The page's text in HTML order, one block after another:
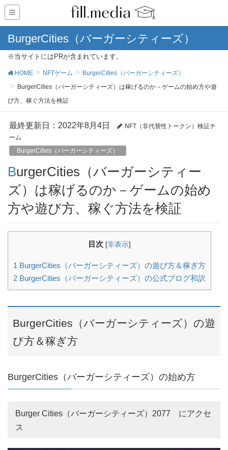
BurgerCities（バーガーシティーズ）
※当サイトにはPRが含まれています。
HOME NFTゲーム
BurgerCities（バーガーシティーズ）
BurgerCities（バーガーシティーズ）は稼げるのか－ゲームの始め方や遊
び方、稼ぐ方法を検証
最終更新日：2022年8月4日
NFT（非代替性トークン）検証チ
ーム
BurgerCities（バーガーシティーズ）
BurgerCities（バーガーシティー
ズ）は稼げるのか－ゲームの始め
方や遊び方、稼ぐ方法を検証
目次 [非表示]
1 BurgerCities（バーガーシティーズ）の遊び方＆稼ぎ方
2 BurgerCities（バーガーシティーズ）の公式ブログ和訳
BurgerCities（バーガーシティーズ）の遊
び方＆稼ぎ方
BurgerCities（バーガーシティーズ）の始め方
Burger Cities（バーガーシティーズ）2077 にアクセ
ス